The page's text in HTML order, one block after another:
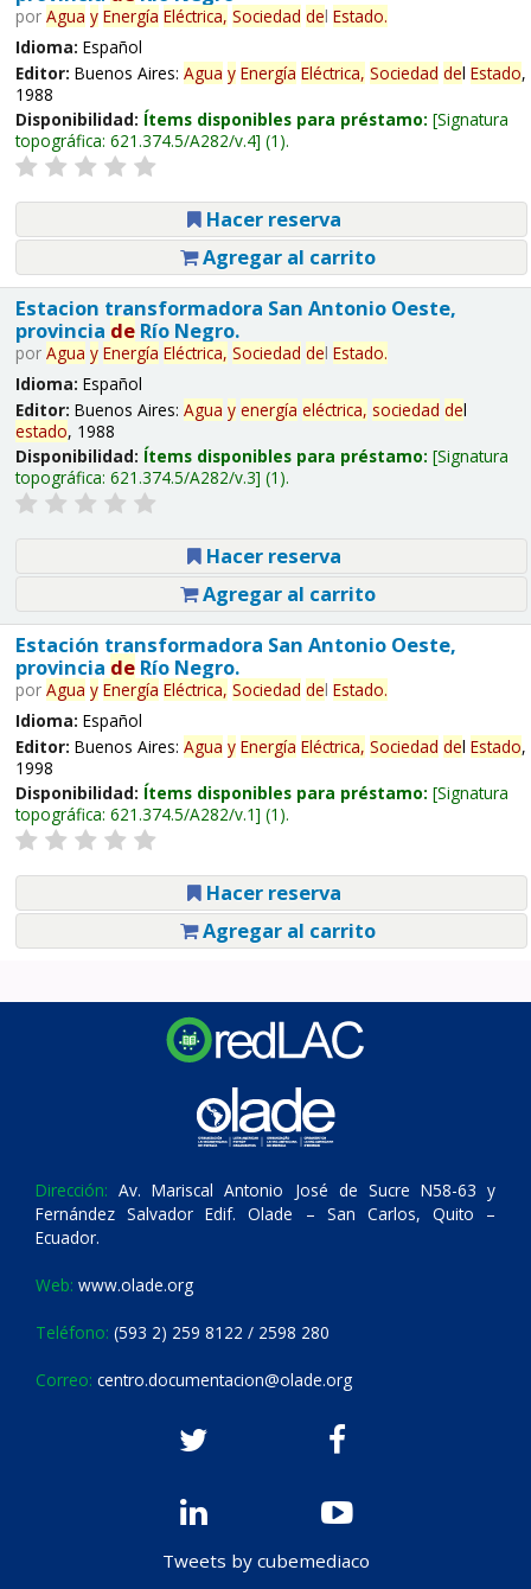
por Agua y Energía Eléctrica, Sociedad del Estado.
Idioma: Español
Editor: Buenos Aires: Agua y Energía Eléctrica, Sociedad del Estado,
1988
Disponibilidad: Ítems disponibles para préstamo: Signatura
topográfica: 621.374.5/A282/v.4 (1).
Hacer reserva
Agregar al carrito
Estacion transformadora San Antonio Oeste,
provincia deRío Negro.
por Agua y Energía Eléctrica, Sociedad del Estado.
Idioma: Español
Editor: Buenos Aires: Agua y energía eléctrica, sociedad del
estado, 1988
Disponibilidad: Ítems disponibles para préstamo: Signatura
topográfica: 621.374.5/A282/v.3 (1).
Hacer reserva
Agregar al carrito
Estación transformadora San Antonio Oeste,
provincia deRío Negro.
por Agua y Energía Eléctrica, Sociedad del Estado.
Idioma: Español
Editor: Buenos Aires: Agua y Energía Eléctrica, Sociedad del Estado,
1998
Disponibilidad: Ítems disponibles para préstamo: Signatura
topográfica: 621.374.5/A282/v.1 (1).
Hacer reserva
Agregar al carrito
Dirección: Av. Mariscal Antonio José de Sucre N58-63 y
Fernández Salvador Edif. Olade – San Carlos, Quito –
Ecuador.
Web: www.olade.org
Teléfono: (593 2) 259 8122 / 2598 280
Correo: centro.documentacion@olade.org
Tweets by cubemediaco